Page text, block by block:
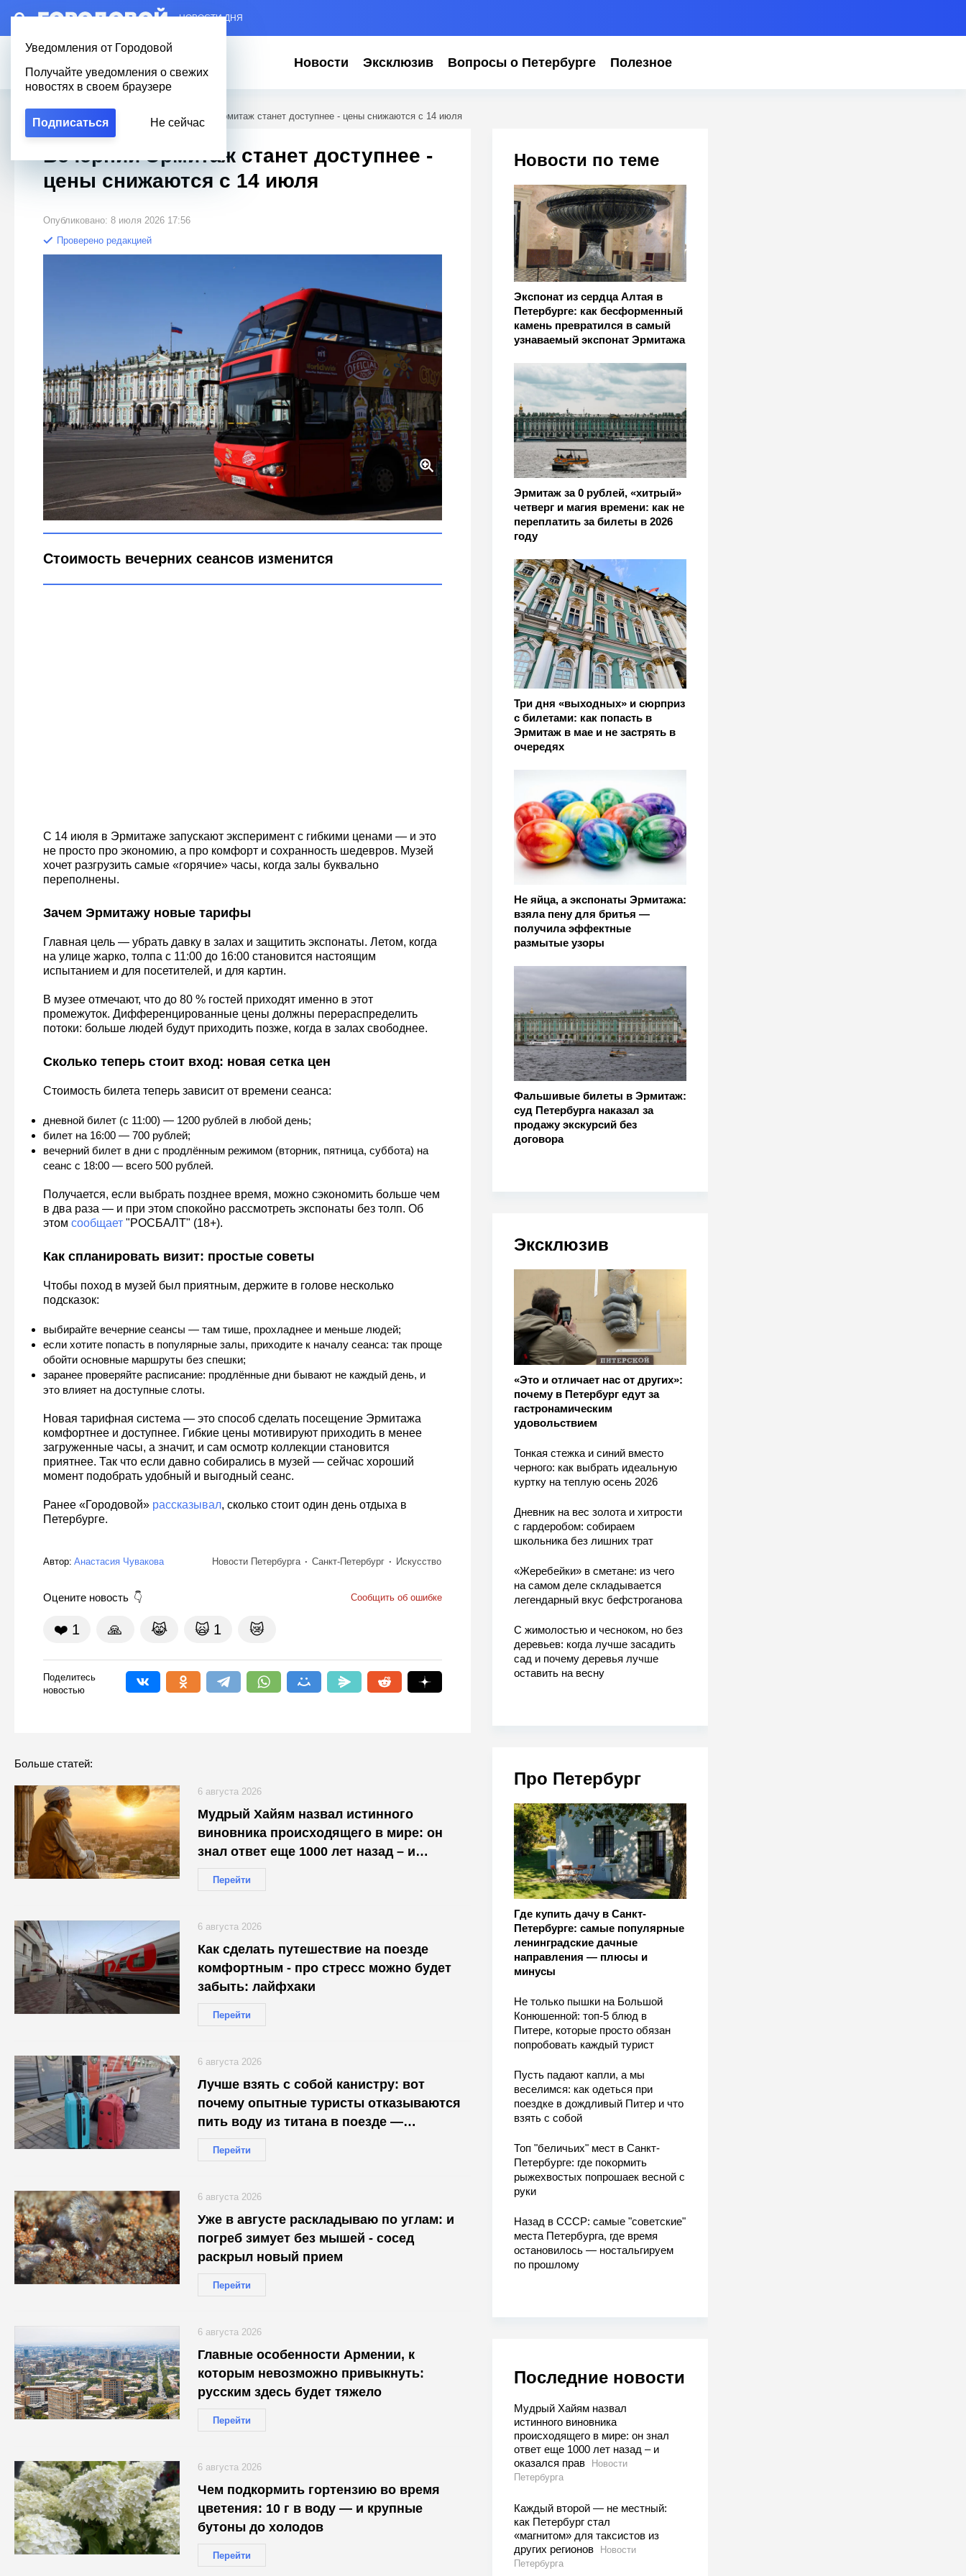
– НОВОСТИ ДНЯ
Уведомления от Городовой
Получайте уведомления о свежих
новостях в своем браузере
Подписаться Не сейчас
Новости Эксклюзив Вопросы о Петербурге Полезное
Городовой Новости Петербурга Вечерний Эрмитаж станет доступнее - цены снижаются с 14 июля
Новости по теме
Экспонат из сердца Алтая в
Петербурге: как бесформенный
камень превратился в самый
узнаваемый экспонат Эрмитажа
Эрмитаж за 0 рублей, «хитрый»
четверг и магия времени: как не
переплатить за билеты в 2026
году
Три дня «выходных» и сюрприз
с билетами: как попасть в
Эрмитаж в мае и не застрять в
очередях
Не яйца, а экспонаты Эрмитажа:
взяла пену для бритья —
получила эффектные
размытые узоры
Фальшивые билеты в Эрмитаж:
суд Петербурга наказал за
продажу экскурсий без
договора
Эксклюзив
«Это и отличает нас от других»:
почему в Петербург едут за
гастронамическим
удовольствием
Тонкая стежка и синий вместо
черного: как выбрать идеальную
куртку на теплую осень 2026
Дневник на вес золота и хитрости
с гардеробом: собираем
школьника без лишних трат
«Жеребейки» в сметане: из чего
на самом деле складывается
легендарный вкус бефстроганова
С жимолостью и чесноком, но без
деревьев: когда лучше засадить
сад и почему деревья лучше
оставить на весну
Про Петербург
Где купить дачу в Санкт-
Петербурге: самые популярные
ленинградские дачные
направления — плюсы и
минусы
Не только пышки на Большой
Конюшенной: топ-5 блюд в
Питере, которые просто обязан
попробовать каждый турист
Пусть падают капли, а мы
веселимся: как одеться при
поездке в дождливый Питер и что
взять с собой
Топ "беличьих" мест в Санкт-
Петербурге: где покормить
рыжехвостых попрошаек весной с
руки
Назад в СССР: самые "советские"
места Петербурга, где время
остановилось — ностальгируем
по прошлому
Последние новости
Мудрый Хайям назвал
истинного виновника
происходящего в мире: он знал
ответ еще 1000 лет назад – и
оказался прав
Новости
Петербурга
Каждый второй — не местный:
как Петербург стал
«магнитом» для таксистов из
других регионов
Новости
Петербурга
Вечерний Эрмитаж станет доступнее -
цены снижаются с 14 июля
Опубликовано: 8 июля 2026 17:56
Проверено редакцией
Вечерний Эрмитаж станет доступнее - цены снижаются с 14 июля
фото legion-media
Стоимость вечерних сеансов изменится
С 14 июля в Эрмитаже запускают эксперимент с гибкими ценами — и это
не просто про экономию, а про комфорт и сохранность шедевров. Музей
хочет разгрузить самые «горячие» часы, когда залы буквально
переполнены.
Зачем Эрмитажу новые тарифы
Главная цель — убрать давку в залах и защитить экспонаты. Летом, когда
на улице жарко, толпа с 11:00 до 16:00 становится настоящим
испытанием и для посетителей, и для картин.
В музее отмечают, что до 80 % гостей приходят именно в этот
промежуток. Дифференцированные цены должны перераспределить
потоки: больше людей будут приходить позже, когда в залах свободнее.
Сколько теперь стоит вход: новая сетка цен
Стоимость билета теперь зависит от времени сеанса:
дневной билет (с 11:00) — 1200 рублей в любой день;
билет на 16:00 — 700 рублей;
вечерний билет в дни с продлённым режимом (вторник, пятница, суббота) на
сеанс с 18:00 — всего 500 рублей.
Получается, если выбрать позднее время, можно сэкономить больше чем
в два раза — и при этом спокойно рассмотреть экспонаты без толп. Об
этом сообщает "РОСБАЛТ" (18+).
Как спланировать визит: простые советы
Чтобы поход в музей был приятным, держите в голове несколько
подсказок:
выбирайте вечерние сеансы — там тише, прохладнее и меньше людей;
если хотите попасть в популярные залы, приходите к началу сеанса: так проще
обойти основные маршруты без спешки;
заранее проверяйте расписание: продлённые дни бывают не каждый день, и
это влияет на доступные слоты.
Новая тарифная система — это способ сделать посещение Эрмитажа
комфортнее и доступнее. Гибкие цены мотивируют приходить в менее
загруженные часы, а значит, и сам осмотр коллекции становится
приятнее. Так что если давно собирались в музей — сейчас хороший
момент подобрать удобный и выгодный сеанс.
Ранее «Городовой» рассказывал, сколько стоит один день отдыха в
Петербурге.
Автор: Анастасия Чувакова Новости Петербурга Санкт-Петербург Искусство
Оцените новость Сообщить об ошибке
❤️ 1 🙏 😹 🙀 1 😿
Поделитесь
новостью
Больше статей:
Мудрый Хайям назвал истинного
виновника происходящего в мире: он
знал ответ еще 1000 лет назад – и
Перейти
6 августа 2026
Как сделать путешествие на поезде
комфортным - про стресс можно будет
забыть: лайфхаки
Перейти
6 августа 2026
Лучше взять с собой канистру: вот
почему опытные туристы отказываются
пить воду из титана в поезде —
Перейти
6 августа 2026
Уже в августе раскладываю по углам: и
погреб зимует без мышей - сосед
раскрыл новый прием
Перейти
6 августа 2026
Главные особенности Армении, к
которым невозможно привыкнуть:
русским здесь будет тяжело
Перейти
6 августа 2026
Чем подкормить гортензию во время
цветения: 10 г в воду — и крупные
бутоны до холодов
Перейти
6 августа 2026